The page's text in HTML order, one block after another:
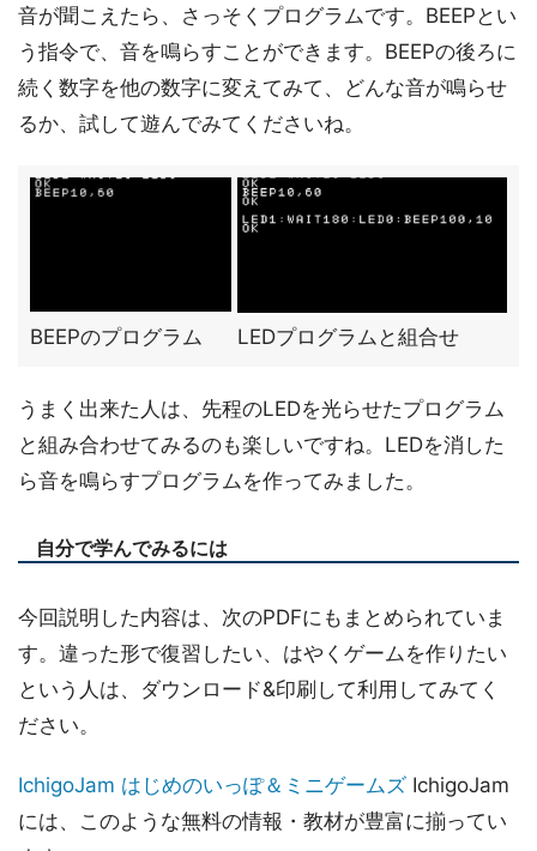
音が聞こえたら、さっそくプログラムです。BEEPとい
う指令で、音を鳴らすことができます。BEEPの後ろに
続く数字を他の数字に変えてみて、どんな音が鳴らせ
るか、試して遊んでみてくださいね。
BEEPのプログラム LEDプログラムと組合せ
うまく出来た人は、先程のLEDを光らせたプログラム
と組み合わせてみるのも楽しいですね。LEDを消した
ら音を鳴らすプログラムを作ってみました。
自分で学んでみるには
今回説明した内容は、次のPDFにもまとめられていま
す。違った形で復習したい、はやくゲームを作りたい
という人は、ダウンロード&印刷して利用してみてく
ださい。
IchigoJam はじめのいっぽ＆ミニゲームズ IchigoJam
には、このような無料の情報・教材が豊富に揃ってい